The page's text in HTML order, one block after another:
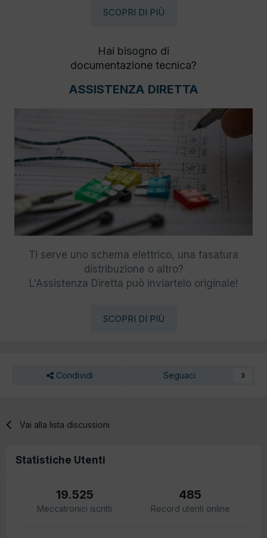
SCOPRI DI PIÙ
Hai bisogno di
documentazione tecnica?
ASSISTENZA DIRETTA
Ti serve uno schema elettrico, una fasatura
distribuzione o altro?
L'Assistenza Diretta può inviartelo originale!
SCOPRI DI PIÙ
Condividi Seguaci 3
Vai alla lista discussioni
Statistiche Utenti
19.525
Meccatronici iscritti
485
Record utenti online